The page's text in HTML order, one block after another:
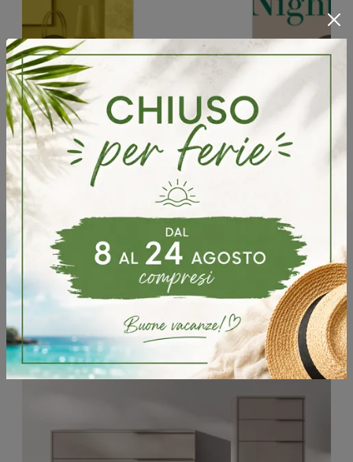
Potrebbero piacerti anche